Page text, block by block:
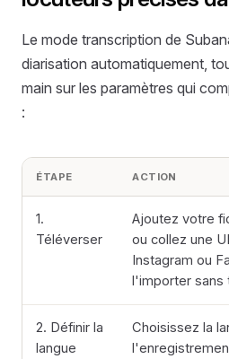
Le mode transcription de
diarisation automatiquement,
main sur les paramètres qui
:
ÉTAPE ACTION
1.
Téléverser
Ajoutez votre
ou collez une
Instagram ou
l'importer sans
2. Définir la
langue
Choisissez la